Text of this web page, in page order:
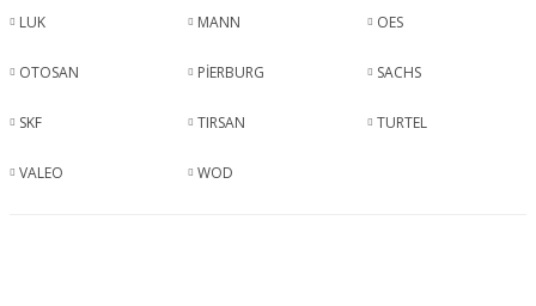
LUK MANN OES
OTOSAN PİERBURG SACHS
SKF TIRSAN TURTEL
VALEO WOD